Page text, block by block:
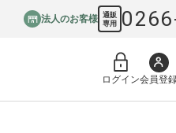
法人のお客様 通販
専用
ログイン会員登